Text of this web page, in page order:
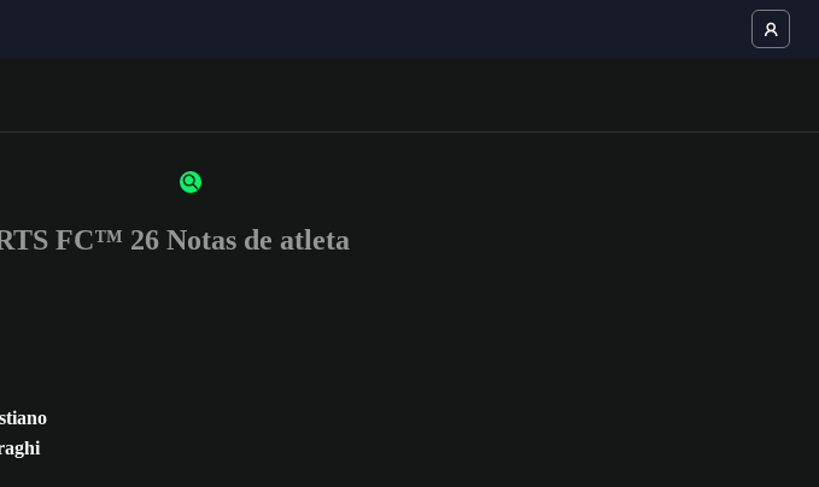
ou números
FC™ 26 Notas de atleta